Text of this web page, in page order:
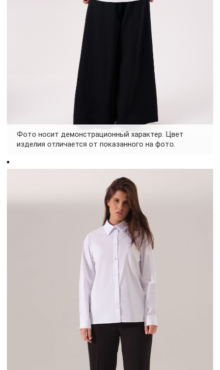
Фото носит демонстрационный характер. Цвет
изделия отличается от показанного на фото.